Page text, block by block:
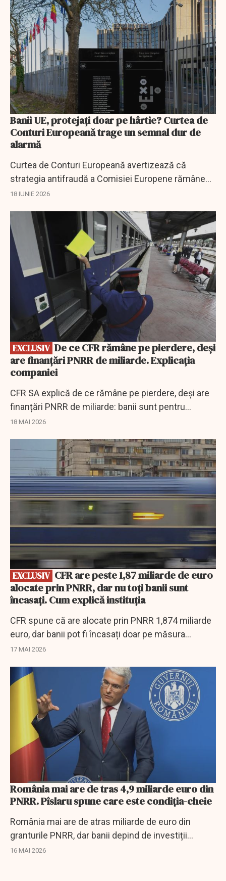
Banii UE, protejați doar pe hârtie? Curtea de
Conturi Europeană trage un semnal dur de
alarmă
Curtea de Conturi Europeană avertizează că
strategia antifraudă a Comisiei Europene rămâne
prea puțin orientată spre rezultate și impact real.
18 IUNIE 2026
EXCLUSIV
EXCLUSIV
are finanțări PNRR de miliarde. Explicația
companiei
CFR SA explică de ce rămâne pe pierdere, deși are
finanțări PNRR de miliarde: banii sunt pentru
investiții, nu pentru acoperirea cheltuielilor curente.
18 MAI 2026
EXCLUSIV
alocate prin PNRR, dar nu toți banii sunt
încasați. Cum explică instituția
CFR spune că are alocate prin PNRR 1,874 miliarde
euro, dar banii pot fi încasați doar pe măsura
lucrărilor și după îndeplinirea jaloanelor.
17 MAI 2026
România mai are de tras 4,9 miliarde euro din
PNRR. Pîslaru spune care este condiția-cheie
România mai are de atras miliarde de euro din
granturile PNRR, dar banii depind de investiții
finalizate și reforme adoptate până la 31 august.
16 MAI 2026